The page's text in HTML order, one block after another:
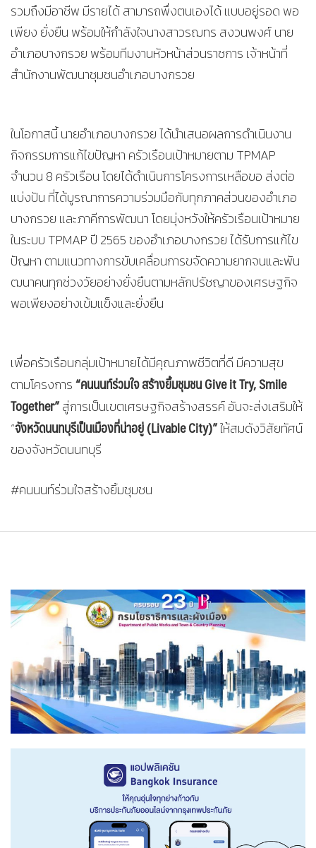
รวมถึงมีอาชีพ มีรายได้ สามารถพึ่งตนเองได้ แบบอยู่รอด พอ
เพียง ยั่งยืน พร้อมให้กำลังใจนางสาวรฌทร สงวนพงศ์ นาย
อำเภอบางกรวย พร้อมทีมงานหัวหน้าส่วนราชการ เจ้าหน้าที่
สำนักงานพัฒนาชุมชนอำเภอบางกรวย
ในโอกาสนี้ นายอำเภอบางกรวย ได้นำเสนอผลการดำเนินงาน
กิจกรรมการแก้ไขปัญหา ครัวเรือนเป้าหมายตาม TPMAP
จำนวน 8 ครัวเรือน โดยได้ดำเนินการโครงการเหลือขอ ส่งต่อ
แบ่งปัน ที่ได้บูรณาการความร่วมมือกับทุกภาคส่วนของอำเภอ
บางกรวย และภาคีการพัฒนา โดยมุ่งหวังให้ครัวเรือนเป้าหมาย
ในระบบ TPMAP ปี 2565 ของอำเภอบางกรวย ได้รับการแก้ไข
ปัญหา ตามแนวทางการขับเคลื่อนการขจัดความยากจนและพัน
ฒนาคนทุกช่วงวัยอย่างยั่งยืนตามหลักปรัชญาของเศรษฐกิจ
พอเพียงอย่างเข้มแข็งและยั่งยืน
เพื่อครัวเรือนกลุ่มเป้าหมายได้มีคุณภาพชีวิตที่ดี มีความสุข
ตามโครงการ“คนนนท์ร่วมใจ สร้างยิ้มชุมชน Give it Try, Smile
Together”สู่การเป็นเขตเศรษฐกิจสร้างสรรค์ อันจะส่งเสริมให้
“จังหวัดนนทบุรีเป็นเมืองที่น่าอยู่ (Livable City)”ให้สมดังวิสัยทัศน์
ของจังหวัดนนทบุรี
#คนนนท์ร่วมใจสร้างยิ้มชุมชน